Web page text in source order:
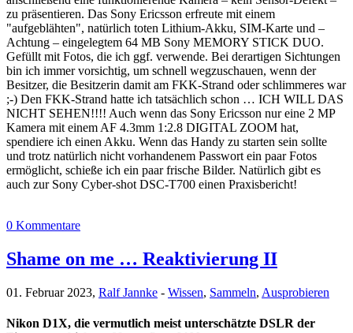
zu präsentieren. Das Sony Ericsson erfreute mit einem
"aufgeblähten", natürlich toten Lithium-Akku, SIM-Karte und –
Achtung – eingelegtem 64 MB Sony MEMORY STICK DUO.
Gefüllt mit Fotos, die ich ggf. verwende. Bei derartigen Sichtungen
bin ich immer vorsichtig, um schnell wegzuschauen, wenn der
Besitzer, die Besitzerin damit am FKK-Strand oder schlimmeres war
;-) Den FKK-Strand hatte ich tatsächlich schon … ICH WILL DAS
NICHT SEHEN!!!! Auch wenn das Sony Ericsson nur eine 2 MP
Kamera mit einem AF 4.3mm 1:2.8 DIGITAL ZOOM hat,
spendiere ich einen Akku. Wenn das Handy zu starten sein sollte
und trotz natürlich nicht vorhandenem Passwort ein paar Fotos
ermöglicht, schieße ich ein paar frische Bilder. Natürlich gibt es
auch zur Sony Cyber-shot DSC-T700 einen Praxisbericht!
0 Kommentare
Shame on me … Reaktivierung II
01. Februar 2023, Ralf Jannke - Wissen, Sammeln, Ausprobieren
Nikon D1X, die vermutlich meist unterschätzte DSLR der